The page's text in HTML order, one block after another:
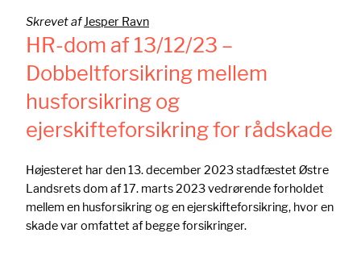
Skrevet af Jesper Ravn
HR-dom af 13/12/23 –
Dobbeltforsikring mellem
husforsikring og
ejerskifteforsikring for rådskade
Højesteret har den 13. december 2023 stadfæstet Østre
Landsrets dom af 17. marts 2023 vedrørende forholdet
mellem en husforsikring og en ejerskifteforsikring, hvor en
skade var omfattet af begge forsikringer.